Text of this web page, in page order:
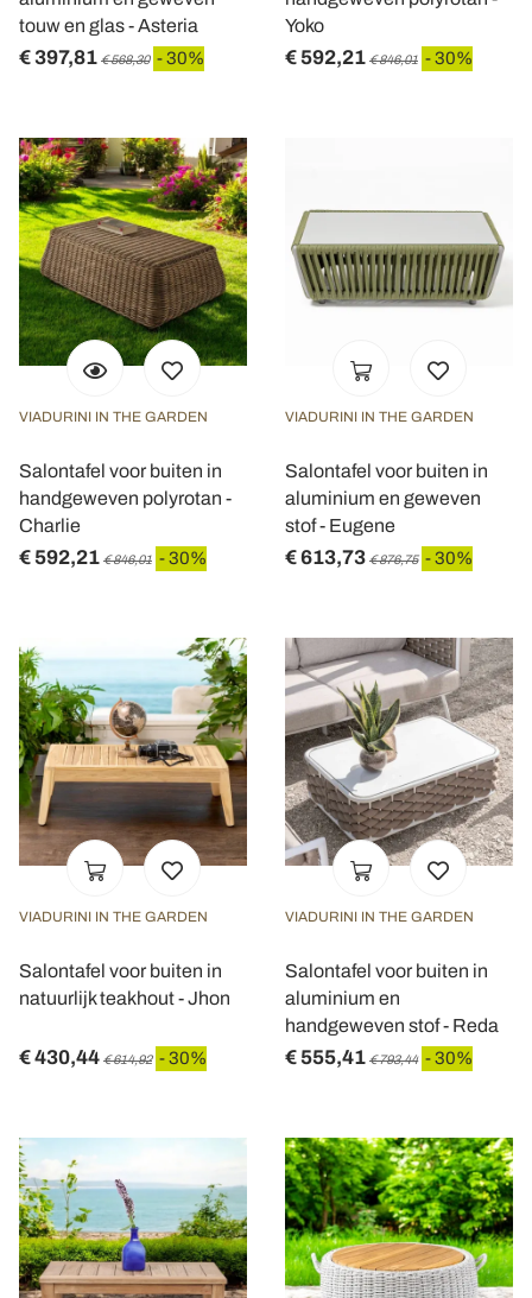
touw en glas - Asteria
€ 397,81 € 568,30 - 30%
Yoko
€ 592,21 € 846,01 - 30%
VIADURINI IN THE GARDEN
Salontafel voor buiten in
handgeweven polyrotan -
Charlie
€ 592,21 € 846,01 - 30%
VIADURINI IN THE GARDEN
Salontafel voor buiten in
aluminium en geweven
stof - Eugene
€ 613,73 € 876,75 - 30%
VIADURINI IN THE GARDEN
Salontafel voor buiten in
natuurlijk teakhout - Jhon
€ 430,44 € 614,92 - 30%
VIADURINI IN THE GARDEN
Salontafel voor buiten in
aluminium en
handgeweven stof - Reda
€ 555,41 € 793,44 - 30%